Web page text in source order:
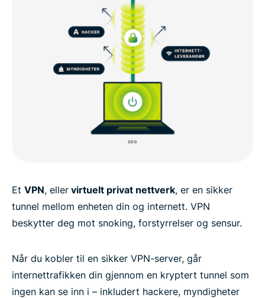
Et VPN, eller virtuelt privat nettverk, er en sikker
tunnel mellom enheten din og internett. VPN
beskytter deg mot snoking, forstyrrelser og sensur.
Når du kobler til en sikker VPN-server, går
internettrafikken din gjennom en kryptert tunnel som
ingen kan se inn i – inkludert hackere, myndigheter